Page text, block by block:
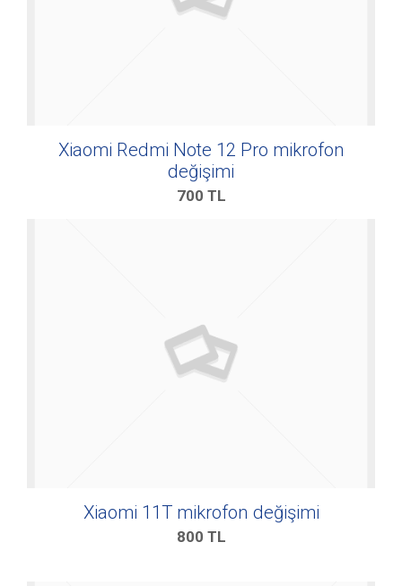
Xiaomi Redmi Note 12 Pro mikrofon
değişimi
700 TL
Xiaomi 11T mikrofon değişimi
800 TL